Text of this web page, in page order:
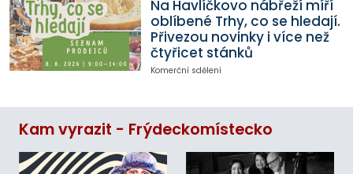
Na Havlíčkovo nábřeží míří
oblíbené Trhy, co se hledají.
Přivezou novinky i více než
čtyřicet stánků
Komerční sdělení
Kam vyrazit - Frýdeckomístecko